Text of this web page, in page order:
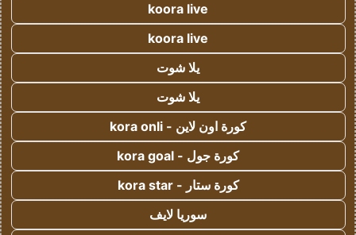
koora live
koora live
يلا شوت
يلا شوت
كورة اون لاين - kora onli
كورة جول - kora goal
كورة ستار - kora star
سوريا لايف